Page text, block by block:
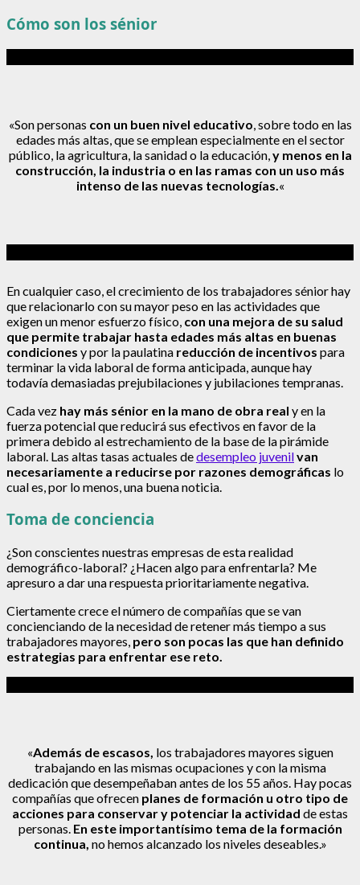
Cómo son los sénior
«Son personas con un buen nivel educativo , sobre todo en las
edades más altas, que se emplean especialmente en el sector
público, la agricultura, la sanidad o la educación, y menos en la
construcción, la industria o en las ramas con un uso más
intenso de las nuevas tecnologías. «
En cualquier caso, el crecimiento de los trabajadores sénior hay
que relacionarlo con su mayor peso en las actividades que
exigen un menor esfuerzo físico, con una mejora de su salud
que permite trabajar hasta edades más altas en buenas
condiciones y por la paulatina reducción de incentivos para
terminar la vida laboral de forma anticipada, aunque hay
todavía demasiadas prejubilaciones y jubilaciones tempranas.
Cada vez hay más sénior en la mano de obra real y en la
fuerza potencial que reducirá sus efectivos en favor de la
primera debido al estrechamiento de la base de la pirámide
laboral. Las altas tasas actuales dedesempleo juvenilvan
necesariamente a reducirse por razones demográficas lo
cual es, por lo menos, una buena noticia.
Toma de conciencia
¿Son conscientes nuestras empresas de esta realidad
demográfico-laboral? ¿Hacen algo para enfrentarla? Me
apresuro a dar una respuesta prioritariamente negativa.
Ciertamente crece el número de compañías que se van
concienciando de la necesidad de retener más tiempo a sus
trabajadores mayores, pero son pocas las que han definido
estrategias para enfrentar ese reto.
«Además de escasos, los trabajadores mayores siguen
trabajando en las mismas ocupaciones y con la misma
dedicación que desempeñaban antes de los 55 años. Hay pocas
compañías que ofrecen planes de formación u otro tipo de
acciones para conservar y potenciar la actividad de estas
personas. En este importantísimo tema de la formación
continua, no hemos alcanzado los niveles deseables.»